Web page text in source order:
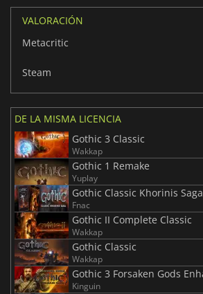
VALORACIÓN
Metacritic
Steam
DE LA MISMA LICENCIA
Gothic 3 Classic
Wakkap
Gothic 1 Remake
Yuplay
Gothic Classic Khorinis Saga
Fnac
Gothic II Complete Classic
Wakkap
Gothic Classic
Wakkap
Kinguin